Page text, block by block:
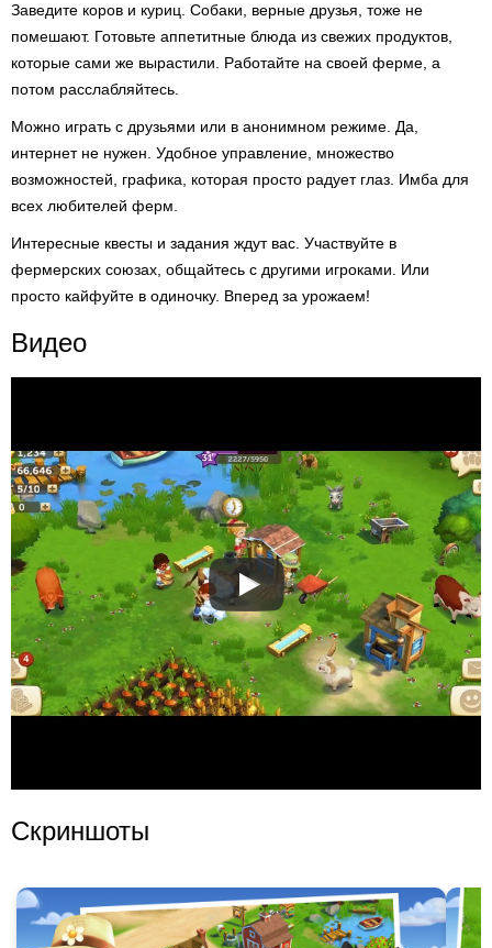
Заведите коров и куриц. Собаки, верные друзья, тоже не
помешают. Готовьте аппетитные блюда из свежих продуктов,
которые сами же вырастили. Работайте на своей ферме, а
потом расслабляйтесь.
Можно играть с друзьями или в анонимном режиме. Да,
интернет не нужен. Удобное управление, множество
возможностей, графика, которая просто радует глаз. Имба для
всех любителей ферм.
Интересные квесты и задания ждут вас. Участвуйте в
фермерских союзах, общайтесь с другими игроками. Или
просто кайфуйте в одиночку. Вперед за урожаем!
Видео
Скриншоты